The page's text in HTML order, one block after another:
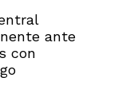
ante
con